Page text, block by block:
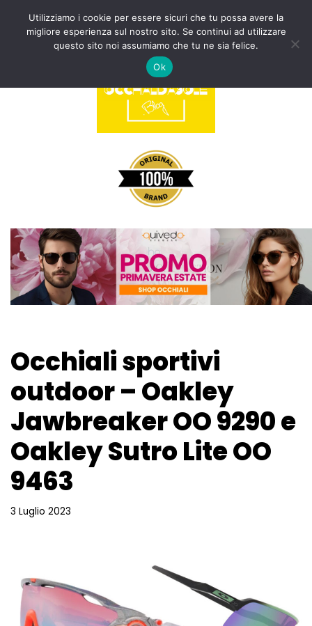
Occhiali sportivi
outdoor – Oakley
Jawbreaker OO 9290 e
Oakley Sutro Lite OO
9463
3 Luglio 2023
Utilizziamo i cookie per essere sicuri che tu possa avere la
migliore esperienza sul nostro sito. Se continui ad utilizzare
questo sito noi assumiamo che tu ne sia felice.
Ok